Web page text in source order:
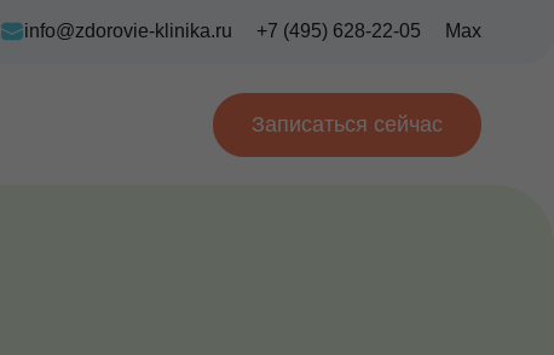
info@zdorovie-klinika.ru +7 (495) 628-22-05 Max
Записаться сейчас